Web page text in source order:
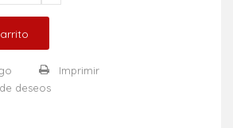
Imprimir
deseos